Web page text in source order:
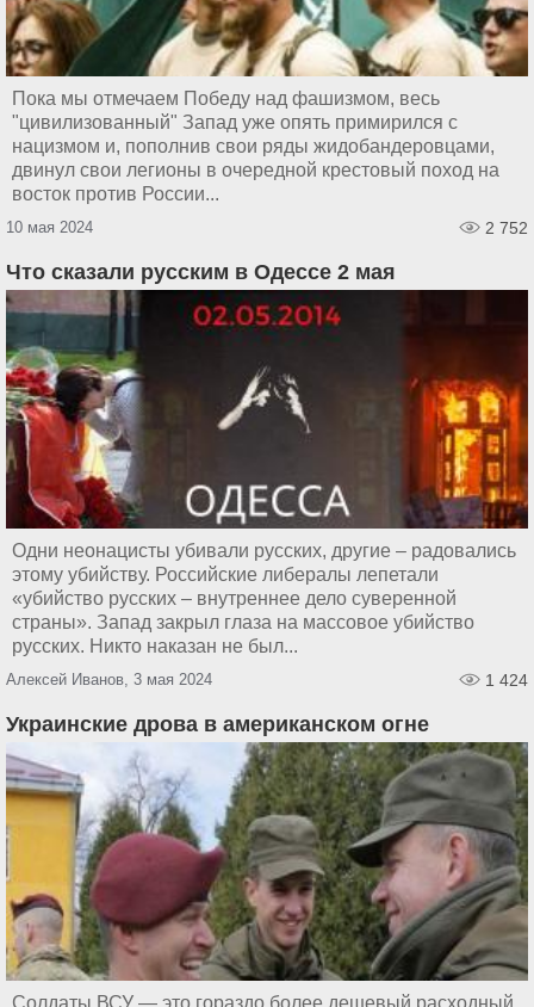
Пока мы отмечаем Победу над фашизмом, весь
"цивилизованный" Запад уже опять примирился с
нацизмом и, пополнив свои ряды жидобандеровцами,
двинул свои легионы в очередной крестовый поход на
восток против России...
10 мая 2024 2 752
Что сказали русским в Одессе 2 мая
Одни неонацисты убивали русских, другие – радовались
этому убийству. Российские либералы лепетали
«убийство русских – внутреннее дело суверенной
страны». Запад закрыл глаза на массовое убийство
русских. Никто наказан не был...
Алексей Иванов, 3 мая 2024 1 424
Украинские дрова в американском огне